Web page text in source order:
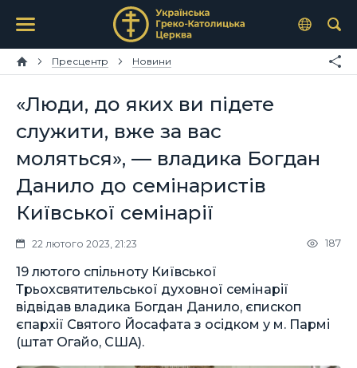
Пресцентр Новини
«Люди, до яких ви підете
служити, вже за вас
моляться», — владика Богдан
Данило до семінаристів
Київської семінарії
22 лютого 2023, 21:23 187
19 лютого спільноту Київської
Трьохсвятительської духовної семінарії
відвідав владика Богдан Данило, єпископ
єпархії Святого Йосафата з осідком у м. Пармі
(штат Огайо, США).